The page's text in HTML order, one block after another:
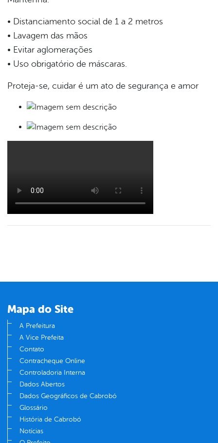
• Distanciamento social de 1 a 2 metros
• Lavagem das mãos
• Evitar aglomerações
• Uso obrigatório de máscaras.
Proteja-se, cuidar é um ato de segurança e amor
Mapa do Site
A Prefeitura
A Vice Prefeita
Contato
Contracheque Online
Controladoria Interna
Dados Abertos
Dados Geográficos de Cabrobó
Glossário
História de Cabrobó
Notícias